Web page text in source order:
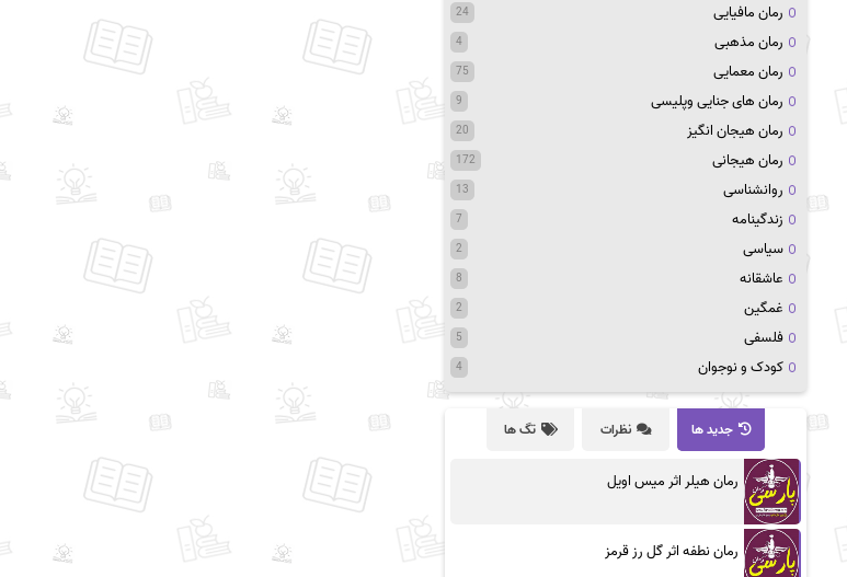
رمان مافیایی 24
رمان مذهبی 4
رمان معمایی 75
رمان های جنایی وپلیسی 9
رمان هیجان انگیز 20
رمان هیجانی 172
روانشناسی 13
زندگینامه 7
سیاسی 2
عاشقانه 8
غمگین 2
فلسفی 5
کودک و نوجوان 4
جدید ها نظرات تگ ها
رمان هیلر اثر میس اویل
رمان نطفه اثر گل رز قرمز